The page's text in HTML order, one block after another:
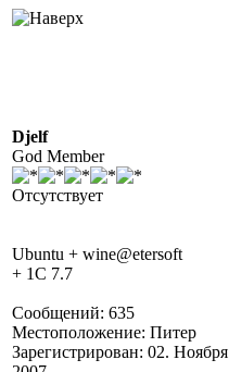
Djelf
God Member
Отсутствует
Ubuntu + wine@etersoft
+ 1C 7.7
Сообщений: 635
Местоположение: Питер
Зарегистрирован: 02. Ноября